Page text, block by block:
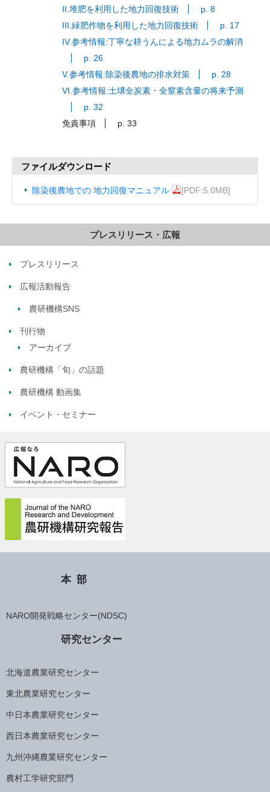
II.堆肥を利用した地力回復技術
p. 8
III.緑肥作物を利用した地力回復技術
p. 17
IV.参考情報:丁寧な耕うんによる地力ムラの解消
p. 26
V.参考情報:除染後農地の排水対策
p. 28
VI.参考情報:土壌全炭素・全窒素含量の将来予測
p. 32
免責事項
p. 33
ファイルダウンロード
除染後農地での 地力回復マニュアル [PDF:5.0MB]
プレスリリース・広報
プレスリリース
広報活動報告
農研機構SNS
刊行物
アーカイブ
農研機構「旬」の話題
農研機構 動画集
イベント・セミナー
本部
NARO開発戦略センター(NDSC)
研究センター
北海道農業研究センター
東北農業研究センター
中日本農業研究センター
西日本農業研究センター
九州沖縄農業研究センター
農村工学研究部門